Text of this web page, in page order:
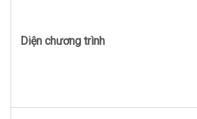
Diện chương trình